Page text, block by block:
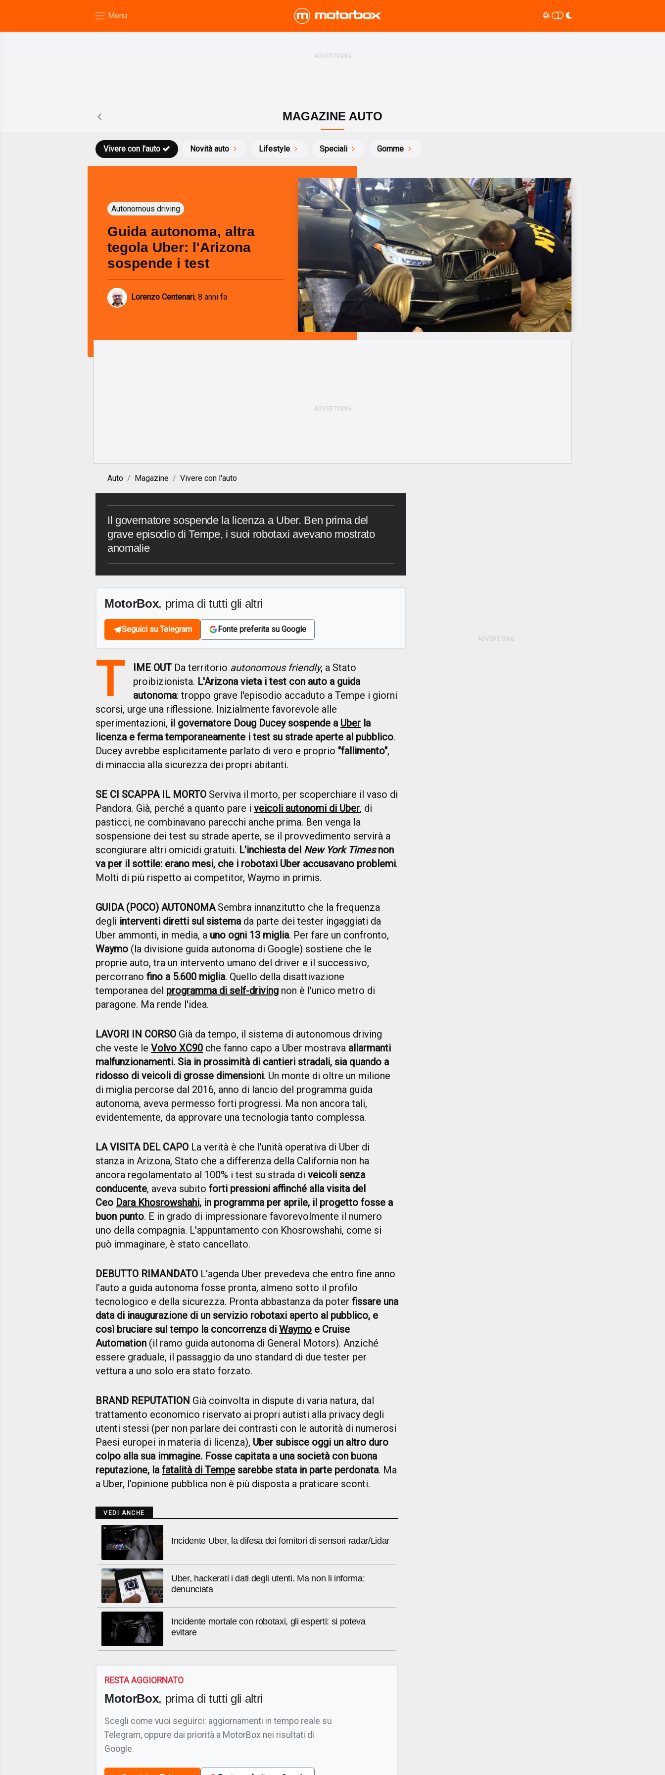
MAGAZINE AUTO
Novità auto
Vivere con l'auto Lifestyle Speciali Gomme
Autonomous driving
Guida autonoma, altra
tegola Uber: l'Arizona
sospende i test
Lorenzo Centenari, 8 anni fa
Auto Magazine Vivere con l'auto
Il governatore sospende la licenza a Uber. Ben prima del
grave episodio di Tempe, i suoi robotaxi avevano mostrato
anomalie
MotorBox, prima di tutti gli altri
Seguici su Telegram Fonte preferita su Google
T IME OUTDa territorio autonomous friendly, a Stato
proibizionista. L'Arizona vieta i test con auto a guida
autonoma: troppo grave l'episodio accaduto a Tempe i giorni
scorsi, urge una riflessione. Inizialmente favorevole alle
sperimentazioni, il governatore Doug Ducey sospende a Uber la
licenza e ferma temporaneamente i test su strade aperte al pubblico.
Ducey avrebbe esplicitamente parlato di vero e proprio "fallimento",
di minaccia alla sicurezza dei propri abitanti.
SE CI SCAPPA IL MORTO Serviva il morto, per scoperchiare il vaso di
Pandora. Già, perché a quanto pare i veicoli autonomi di Uber, di
pasticci, ne combinavano parecchi anche prima. Ben venga la
sospensione dei test su strade aperte, se il provvedimento servirà a
scongiurare altri omicidi gratuiti. L'inchiesta del New York Timesnon
va per il sottile: erano mesi, che i robotaxi Uber accusavano problemi.
Molti di più rispetto ai competitor, Waymo in primis.
GUIDA (POCO) AUTONOMASembra innanzitutto che la frequenza
degli interventi diretti sul sistemada parte dei tester ingaggiati da
Uber ammonti, in media, a uno ogni 13 miglia. Per fare un confronto,
Waymo (la divisione guida autonoma di Google) sostiene che le
proprie auto, tra un intervento umano del driver e il successivo,
percorrano fino a 5.600 miglia. Quello della disattivazione
temporanea del programma di self-driving non è l'unico metro di
paragone. Ma rende l'idea.
LAVORI IN CORSO Già da tempo, il sistema di autonomous driving
che veste le Volvo XC90 che fanno capo a Uber mostrava allarmanti
malfunzionamenti. Sia in prossimità di cantieri stradali, sia quando a
ridosso di veicoli di grosse dimensioni. Un monte di oltre un milione
di miglia percorse dal 2016, anno di lancio del programma guida
autonoma, aveva permesso forti progressi. Ma non ancora tali,
evidentemente, da approvare una tecnologia tanto complessa.
LA VISITA DEL CAPO La verità è che l'unità operativa di Uber di
stanza in Arizona, Stato che a differenza della California non ha
ancora regolamentato al 100% i test su strada di veicoli senza
conducente, aveva subito forti pressioni affinché alla visita del
Ceo Dara Khosrowshahi, in programma per aprile, il progetto fosse a
buon punto. E in grado di impressionare favorevolmente il numero
uno della compagnia. L'appuntamento con Khosrowshahi, come si
può immaginare, è stato cancellato.
DEBUTTO RIMANDATO L'agenda Uber prevedeva che entro fine anno
l'auto a guida autonoma fosse pronta, almeno sotto il profilo
tecnologico e della sicurezza. Pronta abbastanza da poter fissare una
data di inaugurazione di un servizio robotaxi aperto al pubblico, e
così bruciare sul tempo la concorrenza di Waymo e Cruise
Automation (il ramo guida autonoma di General Motors). Anziché
essere graduale, il passaggio da uno standard di due tester per
vettura a uno solo era stato forzato.
BRAND REPUTATION Già coinvolta in dispute di varia natura, dal
trattamento economico riservato ai propri autisti alla privacy degli
utenti stessi (per non parlare dei contrasti con le autorità di numerosi
Paesi europei in materia di licenza), Uber subisce oggi un altro duro
colpo alla sua immagine. Fosse capitata a una società con buona
reputazione, lafatalità di Tempe sarebbe stata in parte perdonata. Ma
a Uber, l'opinione pubblica non è più disposta a praticare sconti.
VEDI ANCHE
Incidente Uber, la difesa dei fornitori di sensori radar/Lidar
Uber, hackerati i dati degli utenti. Ma non li informa:
denunciata
Incidente mortale con robotaxi, gli esperti: si poteva
evitare
RESTA AGGIORNATO
MotorBox, prima di tutti gli altri
Scegli come vuoi seguirci: aggiornamenti in tempo reale su
Telegram, oppure dai priorità a MotorBox nei risultati di
Google.